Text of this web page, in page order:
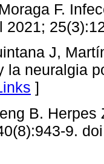
F.
2021;
J,
la neuralgia
]
B.
9.